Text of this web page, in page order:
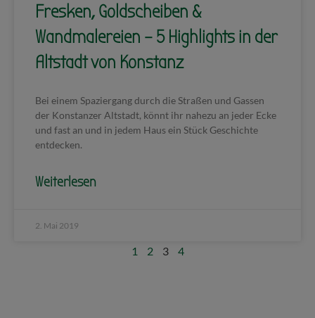
Fresken, Goldscheiben &
Wandmalereien – 5 Highlights in der
Altstadt von Konstanz
Bei einem Spaziergang durch die Straßen und Gassen
der Konstanzer Altstadt, könnt ihr nahezu an jeder Ecke
und fast an und in jedem Haus ein Stück Geschichte
entdecken.
Weiterlesen
2. Mai 2019
1 2 3 4